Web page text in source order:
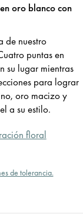
oro blanco con
de nuestro
puntas en
su lugar mientras
para lograr
oro macizo y
a su estilo.
floral
de tolerancia.